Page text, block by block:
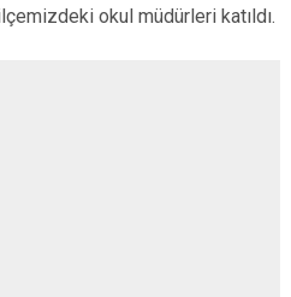
okul müdürleri katıldı.